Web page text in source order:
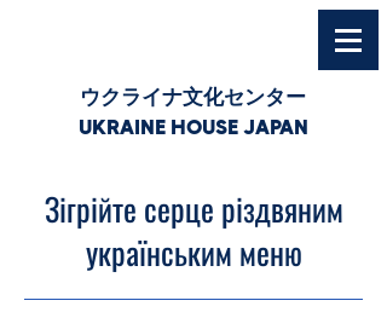
ウクライナ文化センター
UKRAINE HOUSE JAPAN
Зігрійте серце різдвяним
українським меню